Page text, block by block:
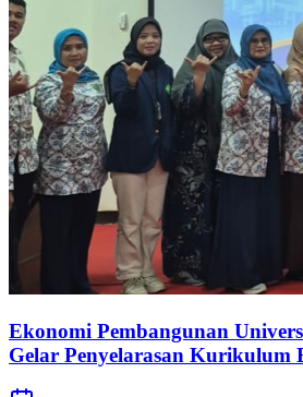
Ekonomi Pembangunan
Gelar Penyelarasan Kurikulum